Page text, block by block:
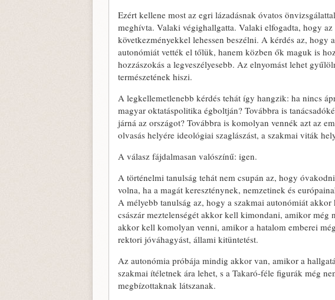
Ezért kellene most az egri lázadásnak óvatos
meghívta. Valaki végighallgatta. Valaki elfogadta, hogy
következményekkel lehessen beszélni. A kérdés az, hogy
autonómiát vették el tőlük, hanem közben ők maguk is
hozzászokás a legveszélyesebb. Az elnyomást lehet
természetének hiszi.
A legkellemetlenebb kérdés tehát így hangzik: ha nincs
magyar oktatáspolitika égboltján? Továbbra is
járná az országot? Továbbra is komolyan vennék azt az
olvasás helyére ideológiai szaglászást, a szakmai viták
A válasz fájdalmasan valószínű: igen.
A történelmi tanulság tehát nem csupán az, hogy
volna, ha a magát kereszténynek, nemzetinek és
A mélyebb tanulság az, hogy a szakmai autonómiát
császár meztelenségét akkor kell kimondani, amikor még
akkor kell komolyan venni, amikor a hatalom emberei
rektori jóváhagyást, állami kitüntetést.
Az autonómia próbája mindig akkor van, amikor a
szakmai ítéletnek ára lehet, s a Takaró-féle figurák még
megbízottaknak látszanak.